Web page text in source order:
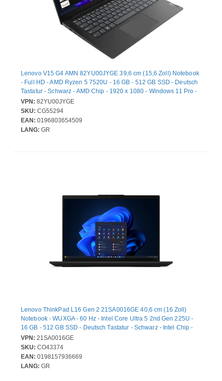
Lenovo V15 G4 AMN 82YU00JYGE 39,6 cm (15,6 Zoll) Notebook
- Full HD - AMD Ryzen 5 7520U - 16 GB - 512 GB SSD - Deutsch
Tastatur - Schwarz - AMD Chip - 1920 x 1080 - Windows 11 Pro -
AMD - Twisted Nematic (TN) - Webcam - IEEE 802.11ac Wireless
LAN-Standard
VPN: 82YU00JYGE
SKU: CG55294
EAN: 0196803654509
LANG: GR
Lenovo ThinkPad L16 Gen 2 21SA0016GE 40,6 cm (16 Zoll)
Notebook - WUXGA - 60 Hz - Intel Core Ultra 5 2nd Gen 225U -
16 GB - 512 GB SSD - Deutsch Tastatur - Schwarz - Intel Chip -
1920 x 1200 - Windows 11 Pro - Intel - IPS-Technologie (In-Plane-
Switching) - Webcam - IEEE 802.11ax Wireless LAN-Standard
VPN: 21SA0016GE
SKU: CO43374
EAN: 0198157936669
LANG: GR